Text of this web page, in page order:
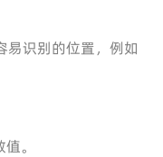
易识别的位置，例如
。